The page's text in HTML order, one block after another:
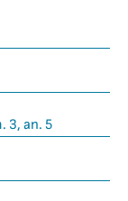
3, ап. 5